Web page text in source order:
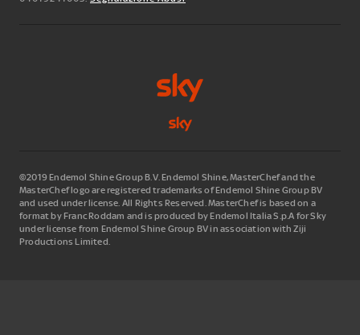
©2019 Endemol Shine Group B.V. Endemol Shine, MasterChef and the
MasterChef logo are registered trademarks of Endemol Shine Group BV
and used under license. All Rights Reserved. MasterChef is based on a
format by Franc Roddam and is produced by Endemol Italia S.p.A for Sky
under license from Endemol Shine Group BV in association with Ziji
Productions Limited.